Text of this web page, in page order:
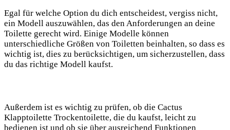
Egal für welche Option du dich entscheidest, vergiss nicht,
ein Modell auszuwählen, das den Anforderungen an deine
Toilette gerecht wird. Einige Modelle können
unterschiedliche Größen von Toiletten beinhalten, so dass es
wichtig ist, dies zu berücksichtigen, um sicherzustellen, dass
du das richtige Modell kaufst.
Außerdem ist es wichtig zu prüfen, ob die Cactus
Klapptoilette Trockentoilette, die du kaufst, leicht zu
bedienen ist und ob sie über ausreichend Funktionen